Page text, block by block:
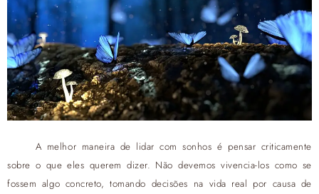
A melhor maneira de lidar com sonhos é pensar criticamente
sobre o que eles querem dizer. Não devemos vivencia-los como se
fossem algo concreto, tomando decisões na vida real por causa de